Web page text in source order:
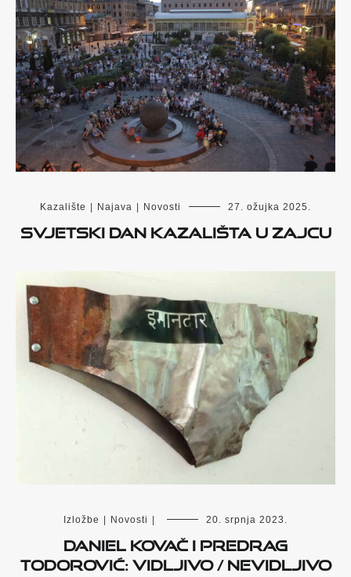
Kazalište | Najava | Novosti 27. ožujka 2025.
Svjetski dan kazališta u Zajcu
Izložbe | Novosti | 20. srpnja 2023.
Daniel Kovač i Predrag
Todorović: Vidljivo / nevidljivo